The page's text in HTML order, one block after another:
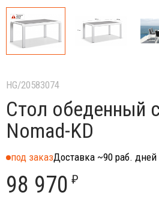
HG/20583074
Стол обеденный
Nomad-KD
под заказДоставка ~90 раб. дней
98 970 ₽